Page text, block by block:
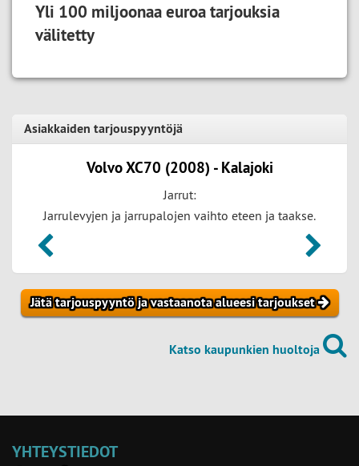
Yli 100 miljoonaa euroa tarjouksia
välitetty
Asiakkaiden tarjouspyyntöjä
Volvo XC70 (2008) - Kalajoki
Jarrut:
Jarrulevyjen ja jarrupalojen vaihto eteen ja taakse.
Jätä tarjouspyyntö ja vastaanota alueesi tarjoukset
Katso kaupunkien huoltoja
YHTEYSTIEDOT